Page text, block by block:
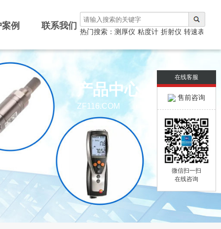
例 联系我们
热门搜索：
测厚仪 涂层测厚仪 粘度计 折射仪 转速表 光泽仪
产品中心
ZF116.COM
在线客服
售前咨询
微信扫一扫
在线咨询